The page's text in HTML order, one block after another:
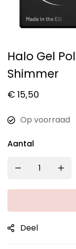
Halo Gel
Shimmer
€ 15,50
Op voorraad
Aantal
Deel